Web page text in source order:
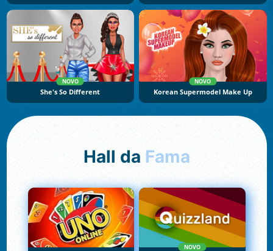
NOVO
She's So Different
NOVO
Korean Supermodel Make Up
Hall da Fama
NOVO